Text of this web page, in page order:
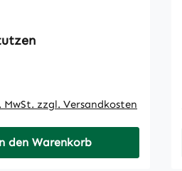
MwSt. zzgl. Versandkosten
den Warenkorb